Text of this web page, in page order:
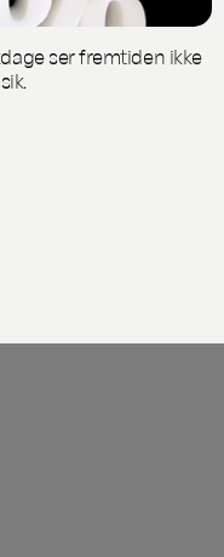
ser fremtiden ikke